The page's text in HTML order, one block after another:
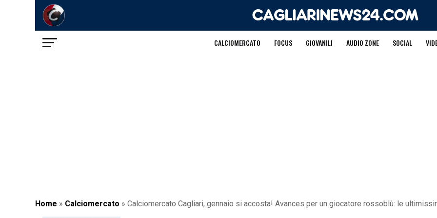
CALCIOMERCATO FOCUS GIOVANILI AUDIO ZONE SOCIAL
Home » Calciomercato » Calciomercato Cagliari, gennaio si accosta! Avances per un giocatore rossoblù: le